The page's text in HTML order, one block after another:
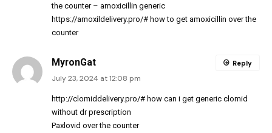
the counter– amoxicillin generic
https://amoxildelivery.pro/# how to get amoxicillin over the
counter
MyronGat
July 23, 2024 at 12:08 pm
http://clomiddelivery.pro/# how can i get generic clomid
without dr prescription
Paxlovid over the counter
Reply